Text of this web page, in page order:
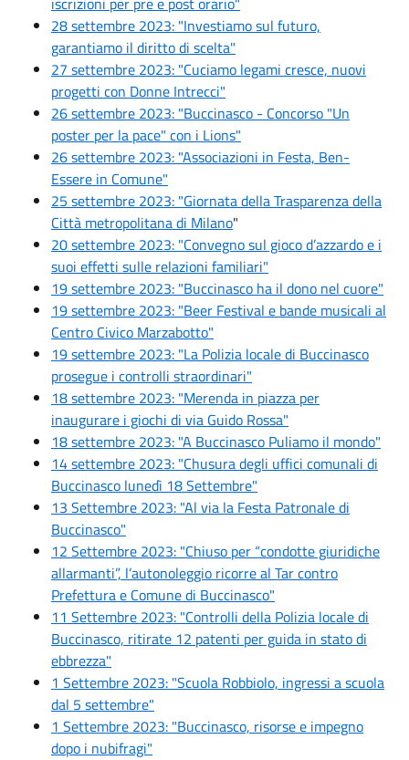
28 settembre 2023: "Investiamo sul futuro,
garantiamo il diritto di scelta"
27 settembre 2023: "Cuciamo legami cresce, nuovi
progetti con Donne Intrecci"
26 settembre 2023: "Buccinasco - Concorso "Un
poster per la pace" con i Lions"
26 settembre 2023: "Associazioni in Festa, Ben-
Essere in Comune"
25 settembre 2023: "Giornata della Trasparenza della
Città metropolitana di Milano"
20 settembre 2023: "Convegno sul gioco d’azzardo e i
suoi effetti sulle relazioni familiari"
19 settembre 2023: "Buccinasco ha il dono nel cuore"
19 settembre 2023: "Beer Festival e bande musicali al
Centro Civico Marzabotto"
19 settembre 2023: "La Polizia locale di Buccinasco
prosegue i controlli straordinari"
18 settembre 2023: "Merenda in piazza per
inaugurare i giochi di via Guido Rossa"
18 settembre 2023: "A Buccinasco Puliamo il mondo"
14 settembre 2023: "Chusura degli uffici comunali di
Buccinasco lunedì 18 Settembre"
13 Settembre 2023: "Al via la Festa Patronale di
Buccinasco"
12 Settembre 2023: "Chiuso per “condotte giuridiche
allarmanti”, l’autonoleggio ricorre al Tar contro
Prefettura e Comune di Buccinasco"
11 Settembre 2023: "Controlli della Polizia locale di
Buccinasco, ritirate 12 patenti per guida in stato di
ebbrezza"
1 Settembre 2023: "Scuola Robbiolo, ingressi a scuola
dal 5 settembre"
1 Settembre 2023: "Buccinasco, risorse e impegno
dopo i nubifragi"